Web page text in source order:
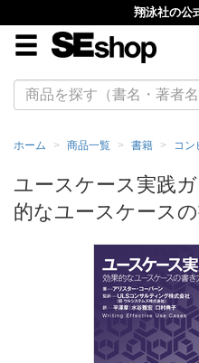
翔泳社の公
ホーム 商品一覧 書籍 コン
ユースケース実践
的なユースケース